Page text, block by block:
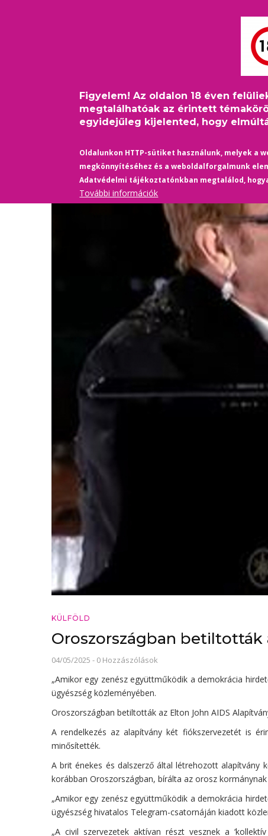
Figyelem! Az oldalon 18 éven
megtalálhatóak az érintett
egyidejűleg kijelented, hogy
Oldalunkon HTTP-sütiket használunk, melyek a
megkönnyítéséhez és a weboldalforgalmunk
Adatvédelmi tájékoztatónkban megtalálod,
További információk
Morzsa
/Külföld /Oroszországban betiltották az
KÜLFÖLD
Oroszországban betiltották
04/05/2025 - 0 Hozzászólások
„Amikor egy zenész együttműködik a demokrácia
ügyészség közleményében.
Oroszországban betiltották az Elton John AIDS
A rendelkezés az alapítvány két fiókszervezetét is
minősítették.
A brit énekes és dalszerző által létrehozott
korábban Oroszországban, bírálta az orosz
„Amikor egy zenész együttműködik a demokrácia
ügyészség hivatalos Telegram-csatornáján kiadott
„A civil szervezetek aktívan részt vesznek a